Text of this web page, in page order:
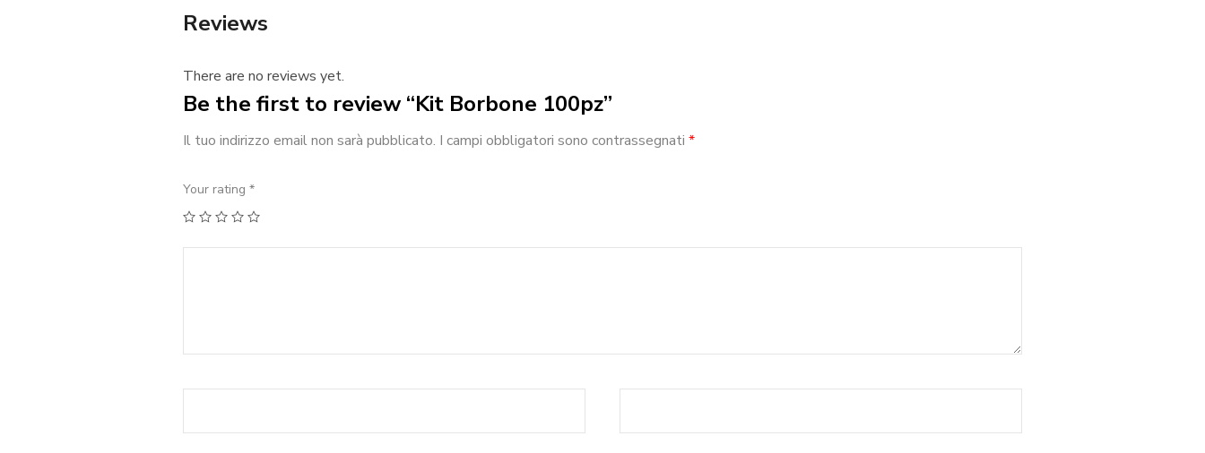
Reviews
There are no reviews yet.
Be the first to review “Kit Borbone 100pz”
Il tuo indirizzo email non sarà pubblicato. I campi obbligatori sono contrassegnati *
Your rating *
1 2 3 4